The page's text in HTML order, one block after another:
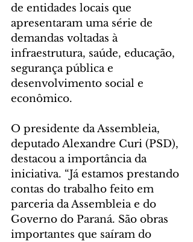
de entidades locais que
apresentaram uma série de
demandas voltadas à
infraestrutura, saúde, educação,
segurança pública e
desenvolvimento social e
econômico.
O presidente da Assembleia,
deputado Alexandre Curi (PSD),
destacou a importância da
iniciativa. “Já estamos prestando
contas do trabalho feito em
parceria da Assembleia e do
Governo do Paraná. São obras
importantes que saíram do